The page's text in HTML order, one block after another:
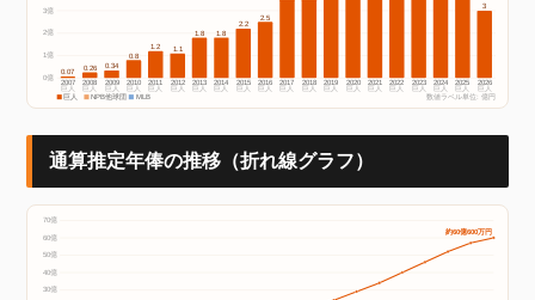
0億
1億
2億
3億
0.07
2007
巨人
0.26
2008
巨人
0.34
2009
巨人
0.8
2010
巨人
1.2
2011
巨人
1.1
2012
巨人
1.8
2013
巨人
1.8
2014
巨人
2.2
2015
巨人
2.5
2016
巨人
2017
巨人
2018
巨人
2019
巨人
2020
巨人
2021
巨人
2022
巨人
2023
巨人
2024
巨人
2025
巨人
3
2026
巨人
巨人
NPB他球団 MLB 数値ラベル単位: 億円
通算推定年俸の推移（折れ線グラフ）
30億
40億
50億
60億
70億
約60億600万円